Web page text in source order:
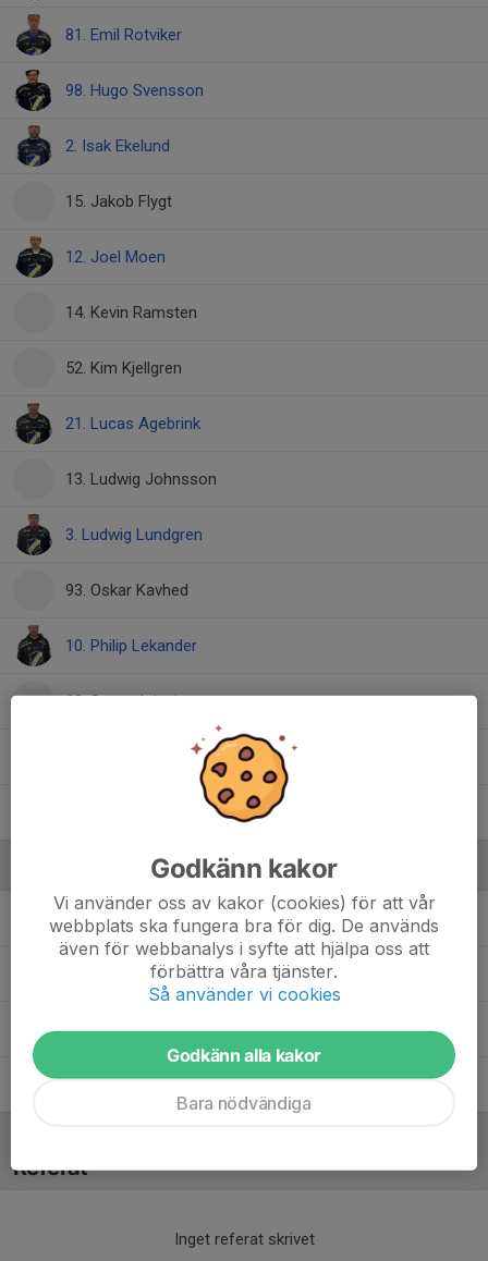
81. Emil Rotviker
98. Hugo Svensson
2. Isak Ekelund
15. Jakob Flygt
12. Joel Moen
14. Kevin Ramsten
52. Kim Kjellgren
21. Lucas Agebrink
13. Ludwig Johnsson
3. Ludwig Lundgren
93. Oskar Kavhed
10. Philip Lekander
69. Samuel Jupiter
Björn SvenssonMaterialförvaltare
Daniel KällströmAssisterande Tränare
Patric JohnssonAssisterande tränare
Patrik DegerstedtHead Coach
Referat
Inget referat skrivet
Godkänn kakor
Vi använder oss av kakor (cookies) för att vår
webbplats ska fungera bra för dig. De används
även för webbanalys i syfte att hjälpa oss att
förbättra våra tjänster.
Så använder vi cookies
Godkänn alla kakor
Bara nödvändiga